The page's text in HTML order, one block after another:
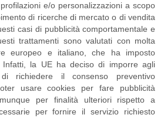
e/o personalizzazioni a scopo
di ricerche di mercato o di vendita
casi di pubblicità comportamentale e
trattamenti sono valutati con molta
europeo e italiano, che ha imposto
Infatti, la UE ha deciso di imporre agli
richiedere il consenso preventivo
usare cookies per fare pubblicità
per finalità ulteriori rispetto a
per fornire il servizio richiesto